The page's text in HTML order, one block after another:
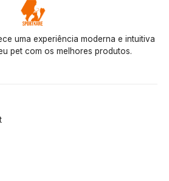
uma experiência moderna e intuitiva
pet com os melhores produtos.